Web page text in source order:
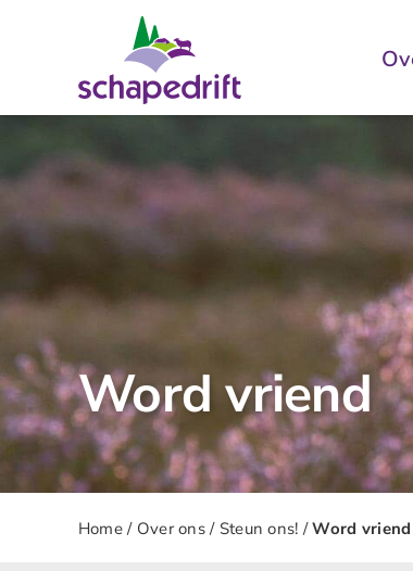
Word vriend
Home / Over ons / Steun ons! /Word vriend